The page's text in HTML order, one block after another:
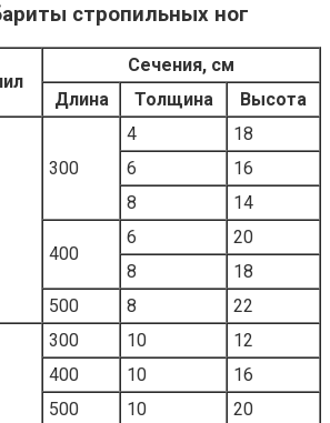
стропильных ног
Сечения, см
Длина
Толщина Высота
300
4
18
6
16
8
14
400
6
20
8
18
500
8 22
300 10
12
400
10
16
500
10 20